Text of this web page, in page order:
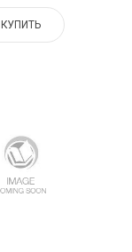
КУПИТЬ